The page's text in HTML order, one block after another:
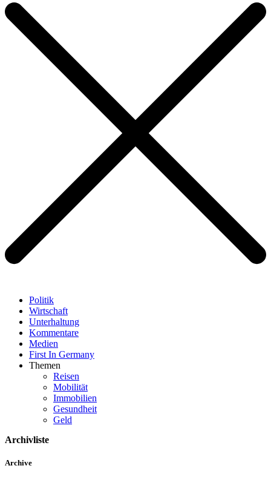
Politik
Wirtschaft
Unterhaltung
Kommentare
Medien
First In Germany
Themen
Reisen
Mobilität
Immobilien
Gesundheit
Geld
Archivliste
Archive